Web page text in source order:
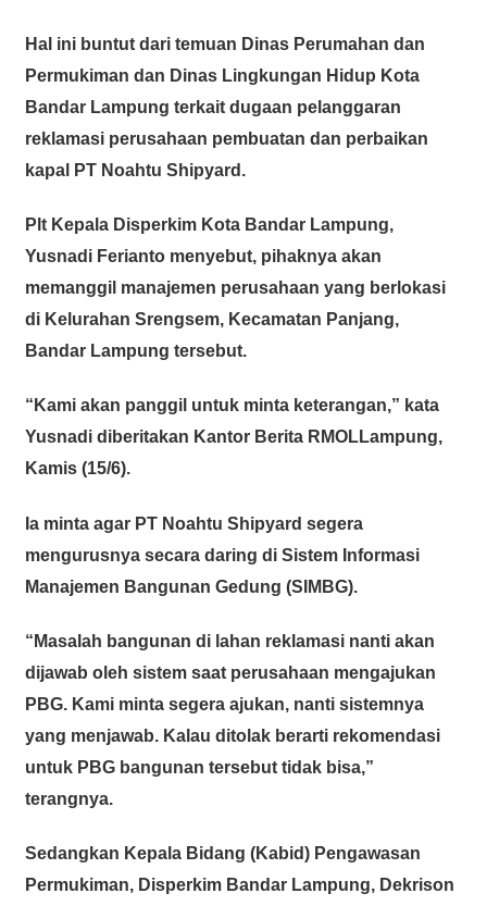
Hal ini buntut dari temuan Dinas Perumahan dan
Permukiman dan Dinas Lingkungan Hidup Kota
Bandar Lampung terkait dugaan pelanggaran
reklamasi perusahaan pembuatan dan perbaikan
kapal PT Noahtu Shipyard.
Plt Kepala Disperkim Kota Bandar Lampung,
Yusnadi Ferianto menyebut, pihaknya akan
memanggil manajemen perusahaan yang berlokasi
di Kelurahan Srengsem, Kecamatan Panjang,
Bandar Lampung tersebut.
“Kami akan panggil untuk minta keterangan,” kata
Yusnadi diberitakan Kantor Berita RMOLLampung,
Kamis (15/6).
Ia minta agar PT Noahtu Shipyard segera
mengurusnya secara daring di Sistem Informasi
Manajemen Bangunan Gedung (SIMBG).
“Masalah bangunan di lahan reklamasi nanti akan
dijawab oleh sistem saat perusahaan mengajukan
PBG. Kami minta segera ajukan, nanti sistemnya
yang menjawab. Kalau ditolak berarti rekomendasi
untuk PBG bangunan tersebut tidak bisa,”
terangnya.
Sedangkan Kepala Bidang (Kabid) Pengawasan
Permukiman, Disperkim Bandar Lampung, Dekrison